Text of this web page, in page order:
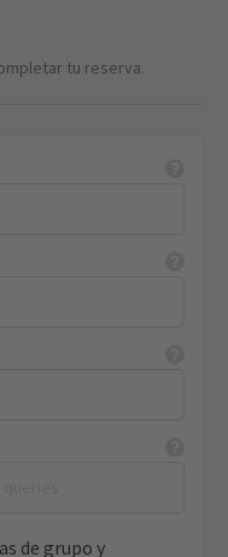
tu reserva.
de grupo y